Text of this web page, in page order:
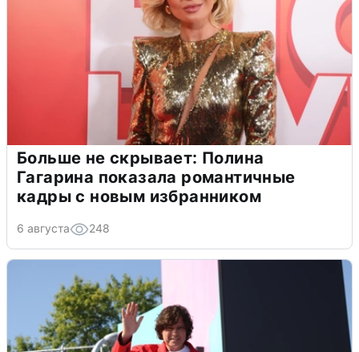
Больше не скрывает: Полина
Гагарина показала романтичные
кадры с новым избранником
6 августа 248